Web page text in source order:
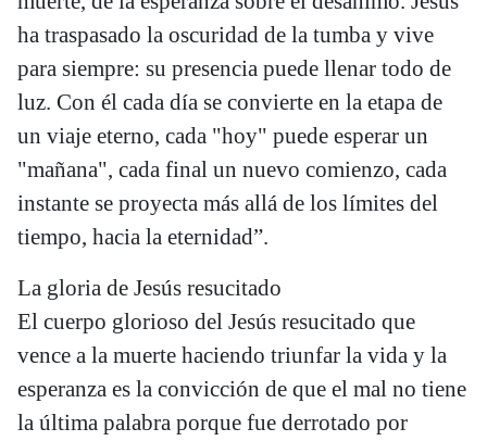
ha traspasado la oscuridad de la tumba y vive
para siempre: su presencia puede llenar todo de
luz. Con él cada día se convierte en la etapa de
un viaje eterno, cada "hoy" puede esperar un
"mañana", cada final un nuevo comienzo, cada
instante se proyecta más allá de los límites del
tiempo, hacia la eternidad”.
La gloria de Jesús resucitado
El cuerpo glorioso del Jesús resucitado que
vence a la muerte haciendo triunfar la vida y la
esperanza es la convicción de que el mal no tiene
la última palabra porque fue derrotado por